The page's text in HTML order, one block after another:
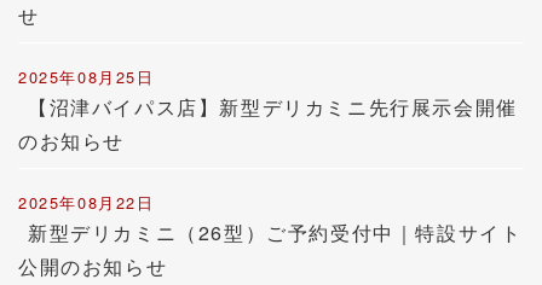
せ
2025年08月25日
【沼津バイパス店】新型デリカミニ先行展示会開催
のお知らせ
2025年08月22日
新型デリカミニ（26型）ご予約受付中｜特設サイト
公開のお知らせ